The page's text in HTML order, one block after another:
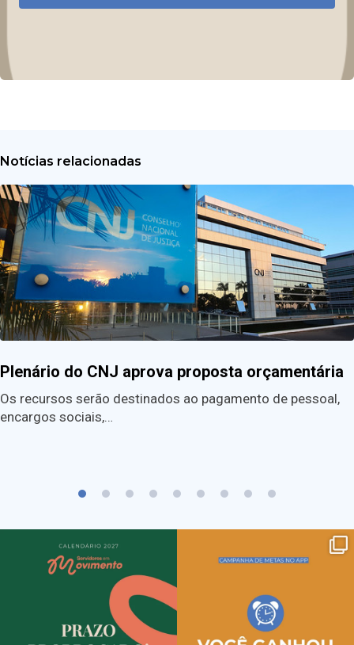
Notícias relacionadas
Plenário do CNJ aprova proposta orçamentária
Os recursos serão destinados ao pagamento de pessoal,
encargos sociais,…